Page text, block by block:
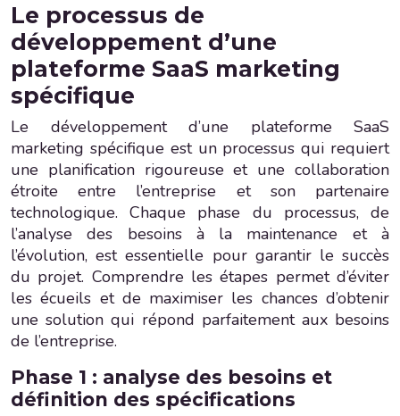
Le processus de
développement d’une
plateforme SaaS marketing
spécifique
Le développement d’une plateforme SaaS
marketing spécifique est un processus qui requiert
une planification rigoureuse et une collaboration
étroite entre l’entreprise et son partenaire
technologique. Chaque phase du processus, de
l’analyse des besoins à la maintenance et à
l’évolution, est essentielle pour garantir le succès
du projet. Comprendre les étapes permet d’éviter
les écueils et de maximiser les chances d’obtenir
une solution qui répond parfaitement aux besoins
de l’entreprise.
Phase 1 : analyse des besoins et
définition des spécifications